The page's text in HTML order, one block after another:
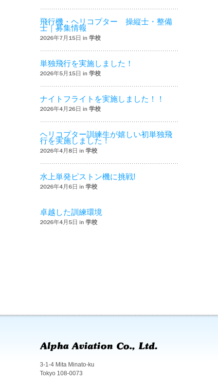
飛行機・ヘリコプター 操縦士・整備
士｜募集情報
2026年7月15日 in 学校
単独飛行を実施しました！
2026年5月15日 in 学校
ナイトフライトを実施しました！！
2026年4月26日 in 学校
ヘリコプター訓練生が嬉しい初単独飛
行を実施しました！
2026年4月8日 in 学校
水上単発ピストン機に挑戦!
2026年4月6日 in 学校
卓越した訓練環境
2026年4月5日 in 学校
3-1-4 Mita Minato-ku
Tokyo 108-0073